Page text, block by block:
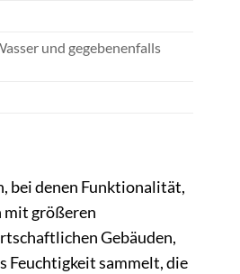
und gegebenenfalls
bei denen Funktionalität,
mit größeren
Gebäuden,
Feuchtigkeit sammelt, die